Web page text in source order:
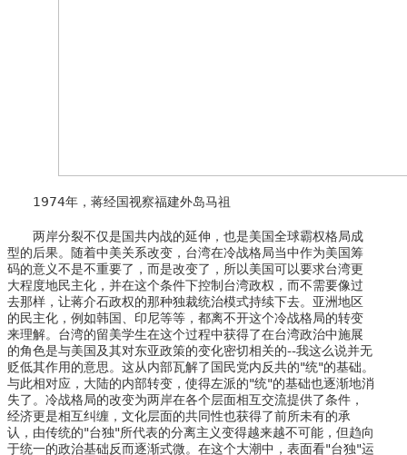
1974年，蒋经国视察福建外岛马祖
两岸分裂不仅是国共内战的延伸，也是美国全球霸权格局成
型的后果。随着中美关系改变，台湾在冷战格局当中作为美国筹
码的意义不是不重要了，而是改变了，所以美国可以要求台湾更
大程度地民主化，并在这个条件下控制台湾政权，而不需要像过
去那样，让蒋介石政权的那种独裁统治模式持续下去。亚洲地区
的民主化，例如韩国、印尼等等，都离不开这个冷战格局的转变
来理解。台湾的留美学生在这个过程中获得了在台湾政治中施展
的角色是与美国及其对东亚政策的变化密切相关的--我这么说并无
贬低其作用的意思。这从内部瓦解了国民党内反共的"统"的基础。
与此相对应，大陆的内部转变，使得左派的"统"的基础也逐渐地消
失了。冷战格局的改变为两岸在各个层面相互交流提供了条件，
经济更是相互纠缠，文化层面的共同性也获得了前所未有的承
认，由传统的"台独"所代表的分离主义变得越来越不可能，但趋向
于统一的政治基础反而逐渐式微。在这个大潮中，表面看"台独"运